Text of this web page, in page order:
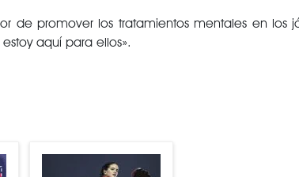
de promover los tratamientos mentales en los
aquí para ellos».